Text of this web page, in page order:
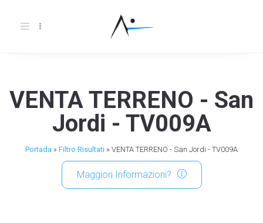
Toggle
VENTA TERRENO - San
Jordi - TV009A
Portada » Filtro Risultati » VENTA TERRENO - San Jordi - TV009A
Maggiori Informazioni?